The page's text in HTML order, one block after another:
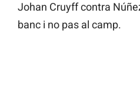
Johan Cruyff contra
banc i no pas al camp.